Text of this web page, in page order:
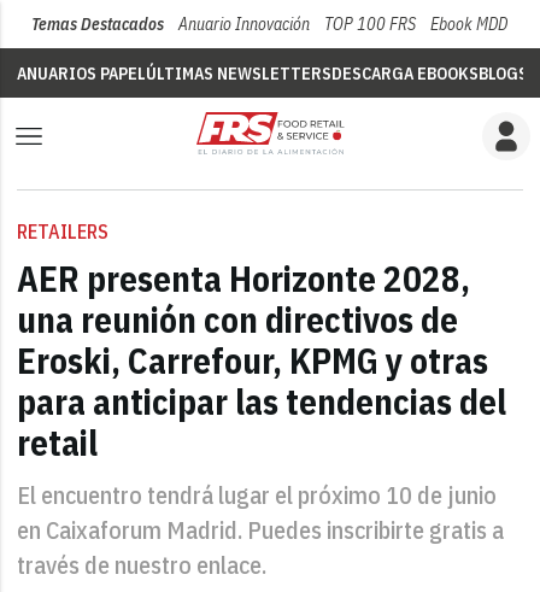
Temas Destacados Anuario Innovación TOP 100 FRS Ebook MDD
ANUARIOS PAPELÚLTIMAS NEWSLETTERSDESCARGA EBOOKSBLOGS
RETAILERS
AER presenta Horizonte 2028,
una reunión con directivos de
Eroski, Carrefour, KPMG y otras
para anticipar las tendencias del
retail
El encuentro tendrá lugar el próximo 10 de junio
en Caixaforum Madrid. Puedes inscribirte gratis a
través de nuestro enlace.